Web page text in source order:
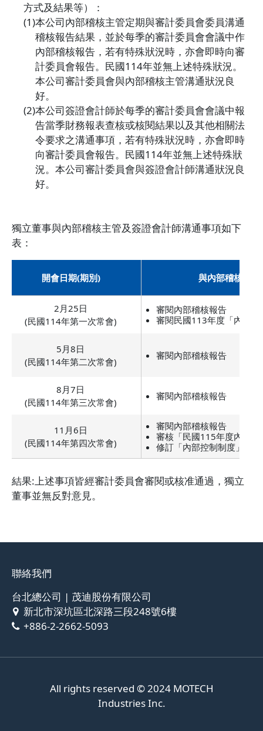
方式及結果等）：
本公司內部稽核主管定期與審計委員會委員溝通
稽核報告結果，並於每季的審計委員會會議中作
內部稽核報告，若有特殊狀況時，亦會即時向審
計委員會報告。民國114年並無上述特殊狀況。
本公司審計委員會與內部稽核主管溝通狀況良
好。
本公司簽證會計師於每季的審計委員會會議中報
告當季財務報表查核或核閱結果以及其他相關法
令要求之溝通事項，若有特殊狀況時，亦會即時
向審計委員會報告。民國114年並無上述特殊狀
況。本公司審計委員會與簽證會計師溝通狀況良
好。
獨立董事與內部稽核主管及簽證會計師溝通事項如下
表：
開會日期(期別) 與內部稽核主管
2月25日
(民國114年第一次常會)
審閱內部稽核報告
審閱民國113年度「內部控
5月8日
(民國114年第二次常會)
審閱內部稽核報告
8月7日
(民國114年第三次常會)
審閱內部稽核報告
11月6日
(民國114年第四次常會)
審閱內部稽核報告
審核「民國115年度內部稽
修訂「內部控制制度」
結果:上述事項皆經審計委員會審閱或核准通過，獨立
董事並無反對意見。
聯絡我們
台北總公司 | 茂迪股份有限公司
新北市深坑區北深路三段248號6樓
+886-2-2662-5093
All rights reserved © 2024 MOTECH
Industries Inc.